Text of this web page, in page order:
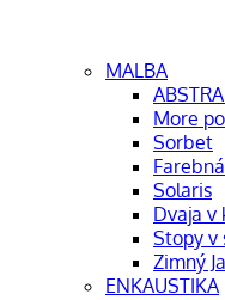
MAĽBA
More
Sorbet
Solaris
Dvaja v
Stopy v
Zimný
ENKAUSTIKA